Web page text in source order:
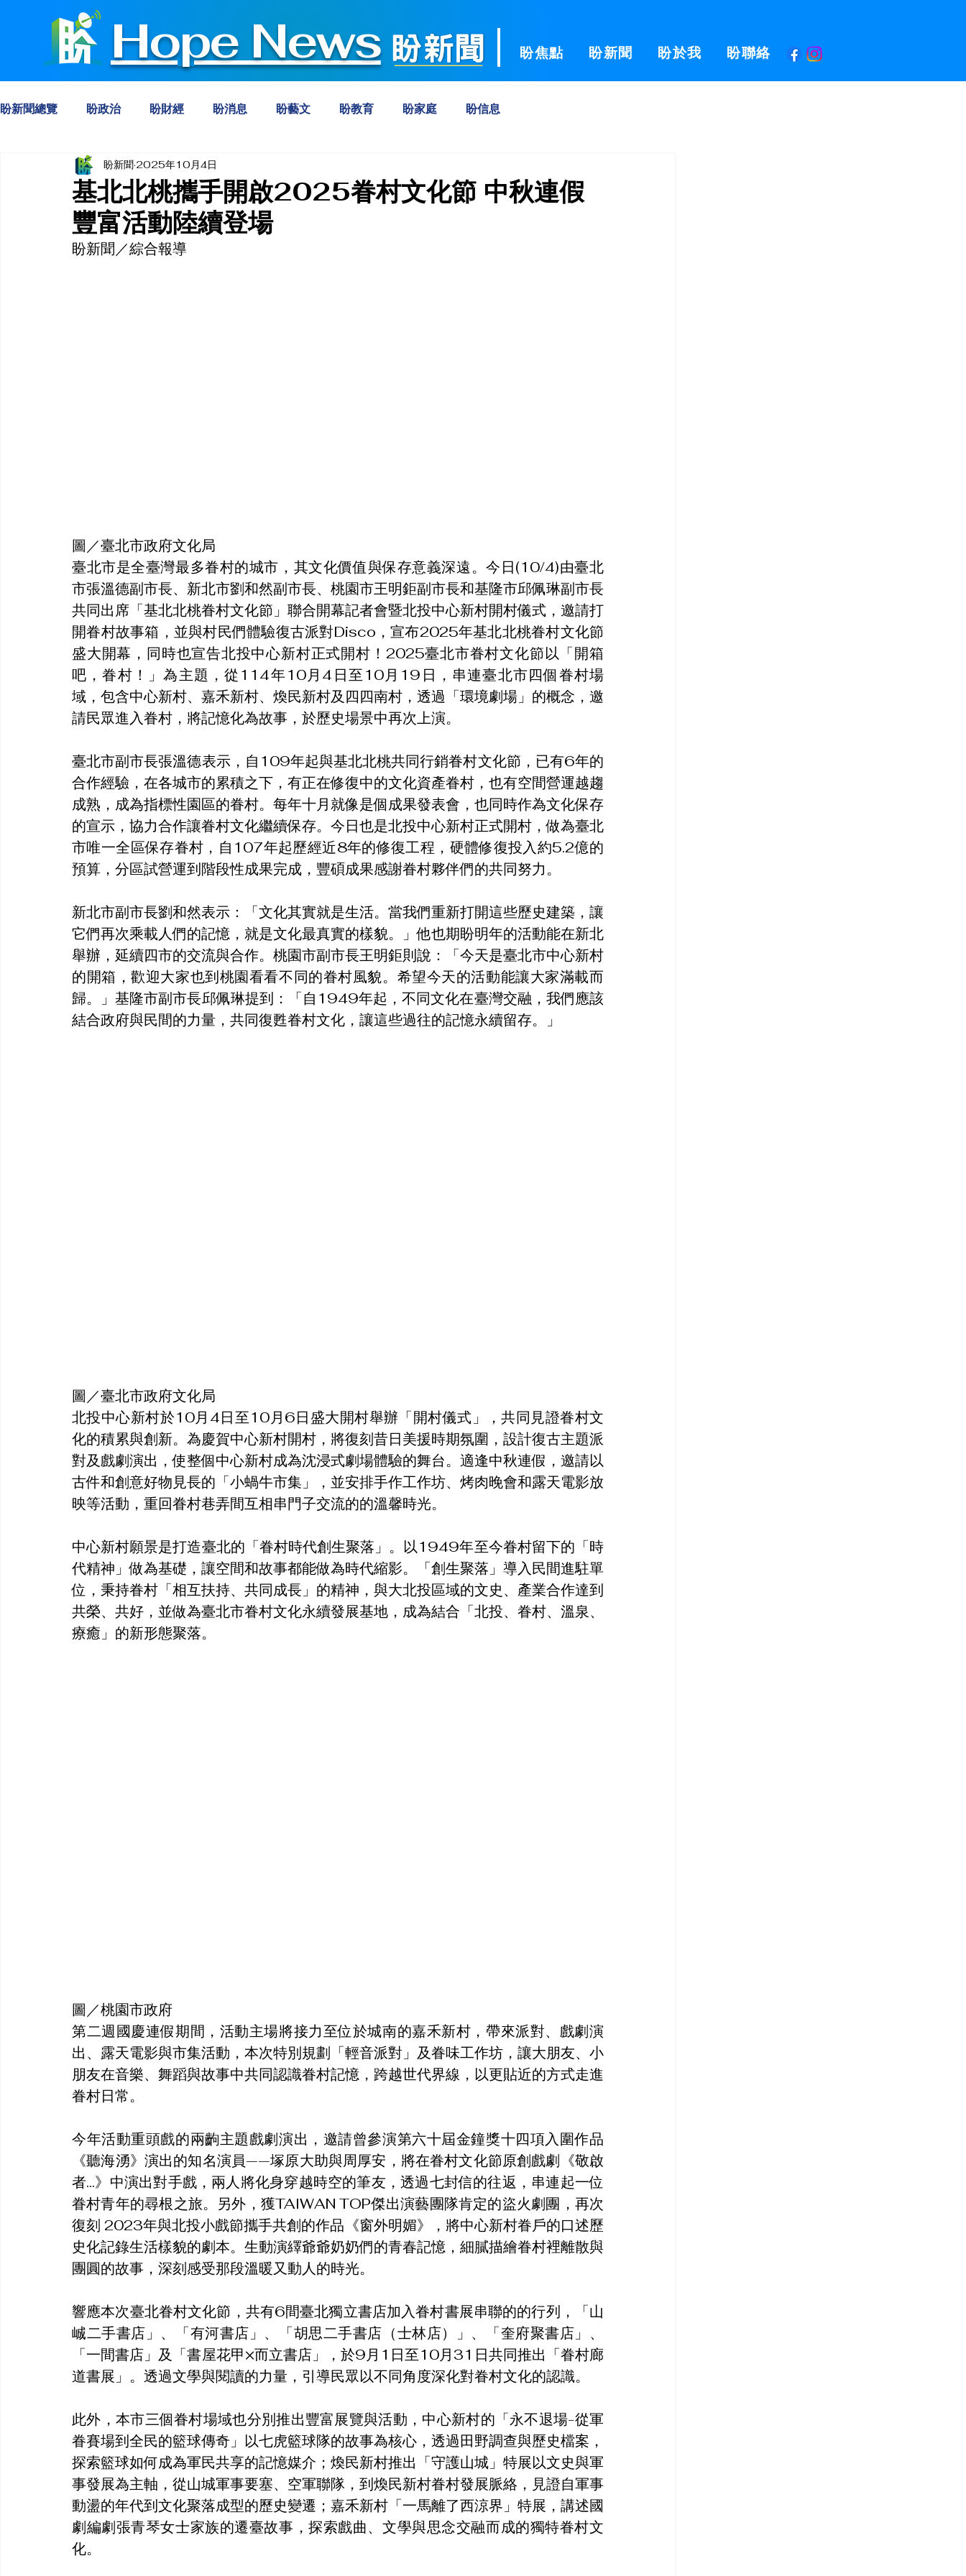
Hope News 盼焦點 盼新聞 盼於我 盼聯絡
盼新聞總覽 盼政治 盼財經 盼消息 盼藝文 盼教育 盼家庭 盼信息
基北北桃攜手開啟2025眷村文化節 中秋連假
豐富活動陸續登場
盼新聞 2025年10月4日
盼新聞／綜合報導
圖／臺北市政府文化局
臺北市是全臺灣最多眷村的城市，其文化價值與保存意義深遠。今日(10/4)由臺北
市張溫德副市長、新北市劉和然副市長、桃園市王明鉅副市長和基隆市邱佩琳副市長
共同出席「基北北桃眷村文化節」聯合開幕記者會暨北投中心新村開村儀式，邀請打
開眷村故事箱，並與村民們體驗復古派對Disco，宣布2025年基北北桃眷村文化節
盛大開幕，同時也宣告北投中心新村正式開村！2025臺北市眷村文化節以「開箱
吧，眷村！」為主題，從114年10月4日至10月19日，串連臺北市四個眷村場
域，包含中心新村、嘉禾新村、煥民新村及四四南村，透過「環境劇場」的概念，邀
請民眾進入眷村，將記憶化為故事，於歷史場景中再次上演。
臺北市副市長張溫德表示，自109年起與基北北桃共同行銷眷村文化節，已有6年的
合作經驗，在各城市的累積之下，有正在修復中的文化資產眷村，也有空間營運越趨
成熟，成為指標性園區的眷村。每年十月就像是個成果發表會，也同時作為文化保存
的宣示，協力合作讓眷村文化繼續保存。今日也是北投中心新村正式開村，做為臺北
市唯一全區保存眷村，自107年起歷經近8年的修復工程，硬體修復投入約5.2億的
預算，分區試營運到階段性成果完成，豐碩成果感謝眷村夥伴們的共同努力。
新北市副市長劉和然表示：「文化其實就是生活。當我們重新打開這些歷史建築，讓
它們再次乘載人們的記憶，就是文化最真實的樣貌。」他也期盼明年的活動能在新北
舉辦，延續四市的交流與合作。桃園市副市長王明鉅則說：「今天是臺北市中心新村
的開箱，歡迎大家也到桃園看看不同的眷村風貌。希望今天的活動能讓大家滿載而
歸。」基隆市副市長邱佩琳提到：「自1949年起，不同文化在臺灣交融，我們應該
結合政府與民間的力量，共同復甦眷村文化，讓這些過往的記憶永續留存。」
圖／臺北市政府文化局
北投中心新村於10月4日至10月6日盛大開村舉辦「開村儀式」，共同見證眷村文
化的積累與創新。為慶賀中心新村開村，將復刻昔日美援時期氛圍，設計復古主題派
對及戲劇演出，使整個中心新村成為沈浸式劇場體驗的舞台。適逢中秋連假，邀請以
古件和創意好物見長的「小蝸牛市集」，並安排手作工作坊、烤肉晚會和露天電影放
映等活動，重回眷村巷弄間互相串門子交流的的溫馨時光。
中心新村願景是打造臺北的「眷村時代創生聚落」。以1949年至今眷村留下的「時
代精神」做為基礎，讓空間和故事都能做為時代縮影。「創生聚落」導入民間進駐單
位，秉持眷村「相互扶持、共同成長」的精神，與大北投區域的文史、產業合作達到
共榮、共好，並做為臺北市眷村文化永續發展基地，成為結合「北投、眷村、溫泉、
療癒」的新形態聚落。
圖／桃園市政府
第二週國慶連假期間，活動主場將接力至位於城南的嘉禾新村，帶來派對、戲劇演
出、露天電影與市集活動，本次特別規劃「輕音派對」及眷味工作坊，讓大朋友、小
朋友在音樂、舞蹈與故事中共同認識眷村記憶，跨越世代界線，以更貼近的方式走進
眷村日常。
今年活動重頭戲的兩齣主題戲劇演出，邀請曾參演第六十屆金鐘獎十四項入圍作品
《聽海湧》演出的知名演員——塚原大助與周厚安，將在眷村文化節原創戲劇《敬啟
者...》中演出對手戲，兩人將化身穿越時空的筆友，透過七封信的往返，串連起一位
眷村青年的尋根之旅。另外，獲TAIWAN TOP傑出演藝團隊肯定的盜火劇團，再次
復刻 2023年與北投小戲節攜手共創的作品《窗外明媚》，將中心新村眷戶的口述歷
史化記錄生活樣貌的劇本。生動演繹爺爺奶奶們的青春記憶，細膩描繪眷村裡離散與
團圓的故事，深刻感受那段溫暖又動人的時光。
響應本次臺北眷村文化節，共有6間臺北獨立書店加入眷村書展串聯的的行列，「山
峸二手書店」、「有河書店」、「胡思二手書店（士林店）」、「奎府聚書店」、
「一間書店」及「書屋花甲×而立書店」，於9月1日至10月31日共同推出「眷村廊
道書展」。透過文學與閱讀的力量，引導民眾以不同角度深化對眷村文化的認識。
此外，本市三個眷村場域也分別推出豐富展覽與活動，中心新村的「永不退場-從軍
眷賽場到全民的籃球傳奇」以七虎籃球隊的故事為核心，透過田野調查與歷史檔案，
探索籃球如何成為軍民共享的記憶媒介；煥民新村推出「守護山城」特展以文史與軍
事發展為主軸，從山城軍事要塞、空軍聯隊，到煥民新村眷村發展脈絡，見證自軍事
動盪的年代到文化聚落成型的歷史變遷；嘉禾新村「一馬離了西涼界」特展，講述國
劇編劇張青琴女士家族的遷臺故事，探索戲曲、文學與思念交融而成的獨特眷村文
化。